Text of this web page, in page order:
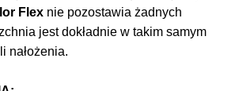
Flex nie pozostawia żadnych
jest dokładnie w takim samym
nałożenia.